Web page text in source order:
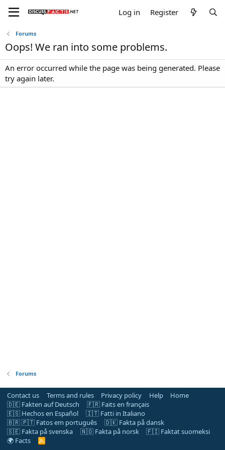
Log in Register
Forums
Oops! We ran into some problems.
An error occurred while the page was being generated. Please
try again later.
Forums
Contact us Terms and rules Privacy policy Help
Home
🇩🇪 Fakten auf Deutsch
🇫🇷 Faits en français
🇪🇸 Hechos en Español
🇮🇹 Fatti in Italiano
🇧🇷 🇵🇹 Fatos em português
🇩🇰 Fakta på dansk
🇸🇪 Fakta på svenska
🇳🇴 Fakta på norsk
🇫🇮 Faktat suomeksi
🌍 Facts
R